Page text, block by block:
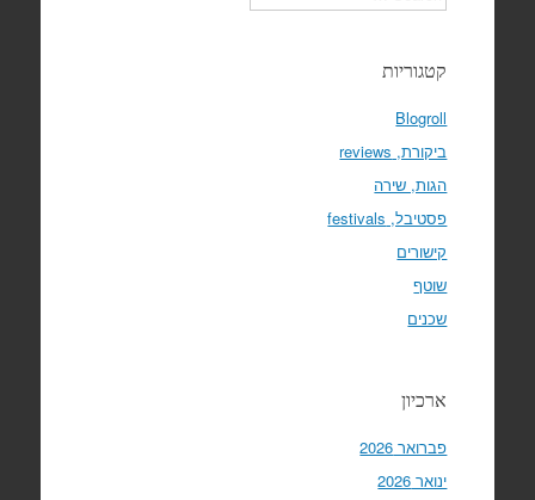
קטגוריות
Blogroll
ביקורת, reviews
הגות, שירה
פסטיבל, festivals
קישורים
שוטף
שכנים
ארכיון
פברואר 2026
ינואר 2026